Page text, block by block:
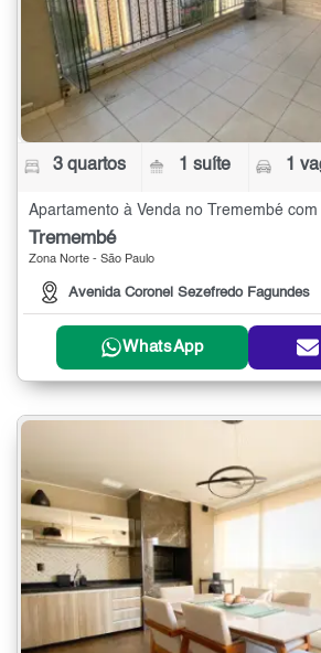
3 quartos 1 suíte 1
Apartamento à Venda no Tremembé
Tremembé
Zona Norte - São Paulo
Avenida Coronel Sezefredo Fagundes
WhatsApp